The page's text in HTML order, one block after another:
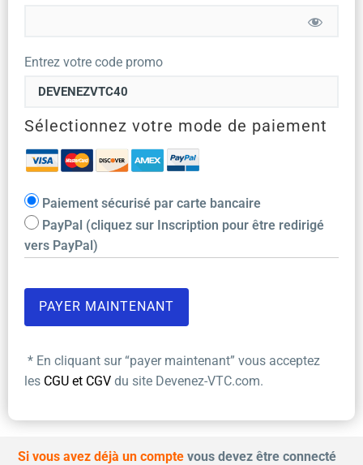
Entrez votre code promo
Sélectionnez votre mode de paiement
Paiement sécurisé par carte bancaire
PayPal (cliquez sur Inscription pour être redirigé
vers PayPal)
* En cliquant sur “payer maintenant” vous acceptez
les CGU et CGV du site Devenez-VTC.com.
Si vous avez déjà un compte vous devez être connecté